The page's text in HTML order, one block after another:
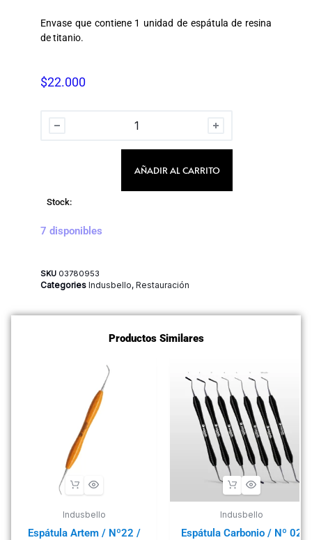
Envase que contiene 1 unidad de espátula de resina
de titanio.
$22.000
AÑADIR AL CARRITO
Stock:
7 disponibles
SKU 03780953
Categories Indusbello, Restauración
Productos Similares
Indusbello
Espátula Artem / Nº22 /
Indusbello
Espátula Carbonio / Nº 02